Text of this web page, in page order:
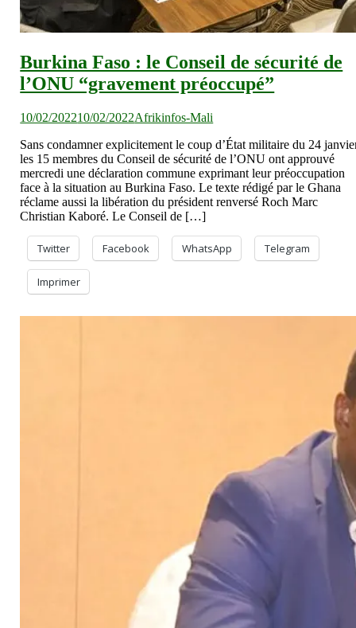
Burkina Faso : le Conseil de sécurité de
l’ONU “gravement préoccupé”
10/02/202210/02/2022Afrikinfos-Mali
Sans condamner explicitement le coup d’État militaire du 24
les 15 membres du Conseil de sécurité de l’ONU ont approuvé
mercredi une déclaration commune exprimant leur préoccupation
face à la situation au Burkina Faso. Le texte rédigé par le Ghana
réclame aussi la libération du président renversé Roch Marc
Christian Kaboré. Le Conseil de […]
Twitter Facebook WhatsApp Telegram
Imprimer